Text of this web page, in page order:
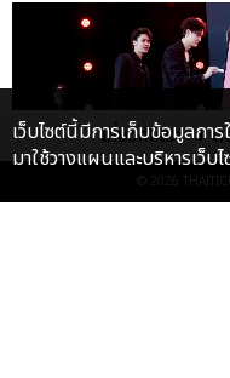
เกี่ยวกับเรา ติ
© 2026
เว็บไซต์นี้มีการเก็บข้อมูลกา
มาใช้วางแผนและบริหารเว็บ